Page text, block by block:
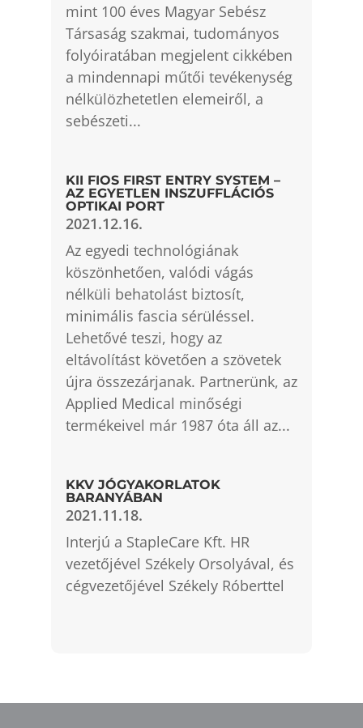
mint 100 éves Magyar Sebész
Társaság szakmai, tudományos
folyóiratában megjelent cikkében
a mindennapi műtői tevékenység
nélkülözhetetlen elemeiről, a
sebészeti...
KII FIOS FIRST ENTRY SYSTEM –
AZ EGYETLEN INSZUFFLÁCIÓS
OPTIKAI PORT
2021.12.16.
Az egyedi technológiának
köszönhetően, valódi vágás
nélküli behatolást biztosít,
minimális fascia sérüléssel.
Lehetővé teszi, hogy az
eltávolítást követően a szövetek
újra összezárjanak. Partnerünk, az
Applied Medical minőségi
termékeivel már 1987 óta áll az...
KKV JÓGYAKORLATOK
BARANYÁBAN
2021.11.18.
Interjú a StapleCare Kft. HR
vezetőjével Székely Orsolyával, és
cégvezetőjével Székely Róberttel